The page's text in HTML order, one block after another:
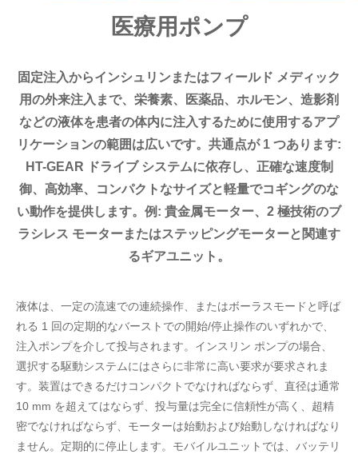
医療用ポンプ
固定注入からインシュリンまたはフィールド メディック
用の外来注入まで、栄養素、医薬品、ホルモン、造影剤
などの液体を患者の体内に注入するために使用するアプ
リケーションの範囲は広いです。共通点が 1 つあります:
HT-GEAR ドライブ システムに依存し、正確な速度制
御、高効率、コンパクトなサイズと軽量でコギングのな
い動作を提供します。例: 貴金属モーター、2 極技術のブ
ラシレス モーターまたはステッピングモーターと関連す
るギアユニット。
液体は、一定の流速での連続操作、またはボーラスモードと呼ば
れる 1 回の定期的なバーストでの開始/停止操作のいずれかで、
注入ポンプを介して投与されます。インスリン ポンプの場合、
選択する駆動システムにはさらに非常に高い要求が要求されま
す。装置はできるだけコンパクトでなければならず、直径は通常
10 mm を超えてはならず、投与量は完全に信頼性が高く、超精
密でなければならず、モーターは始動および始動しなければなり
ません。定期的に停止します。モバイルユニットでは、バッテリ